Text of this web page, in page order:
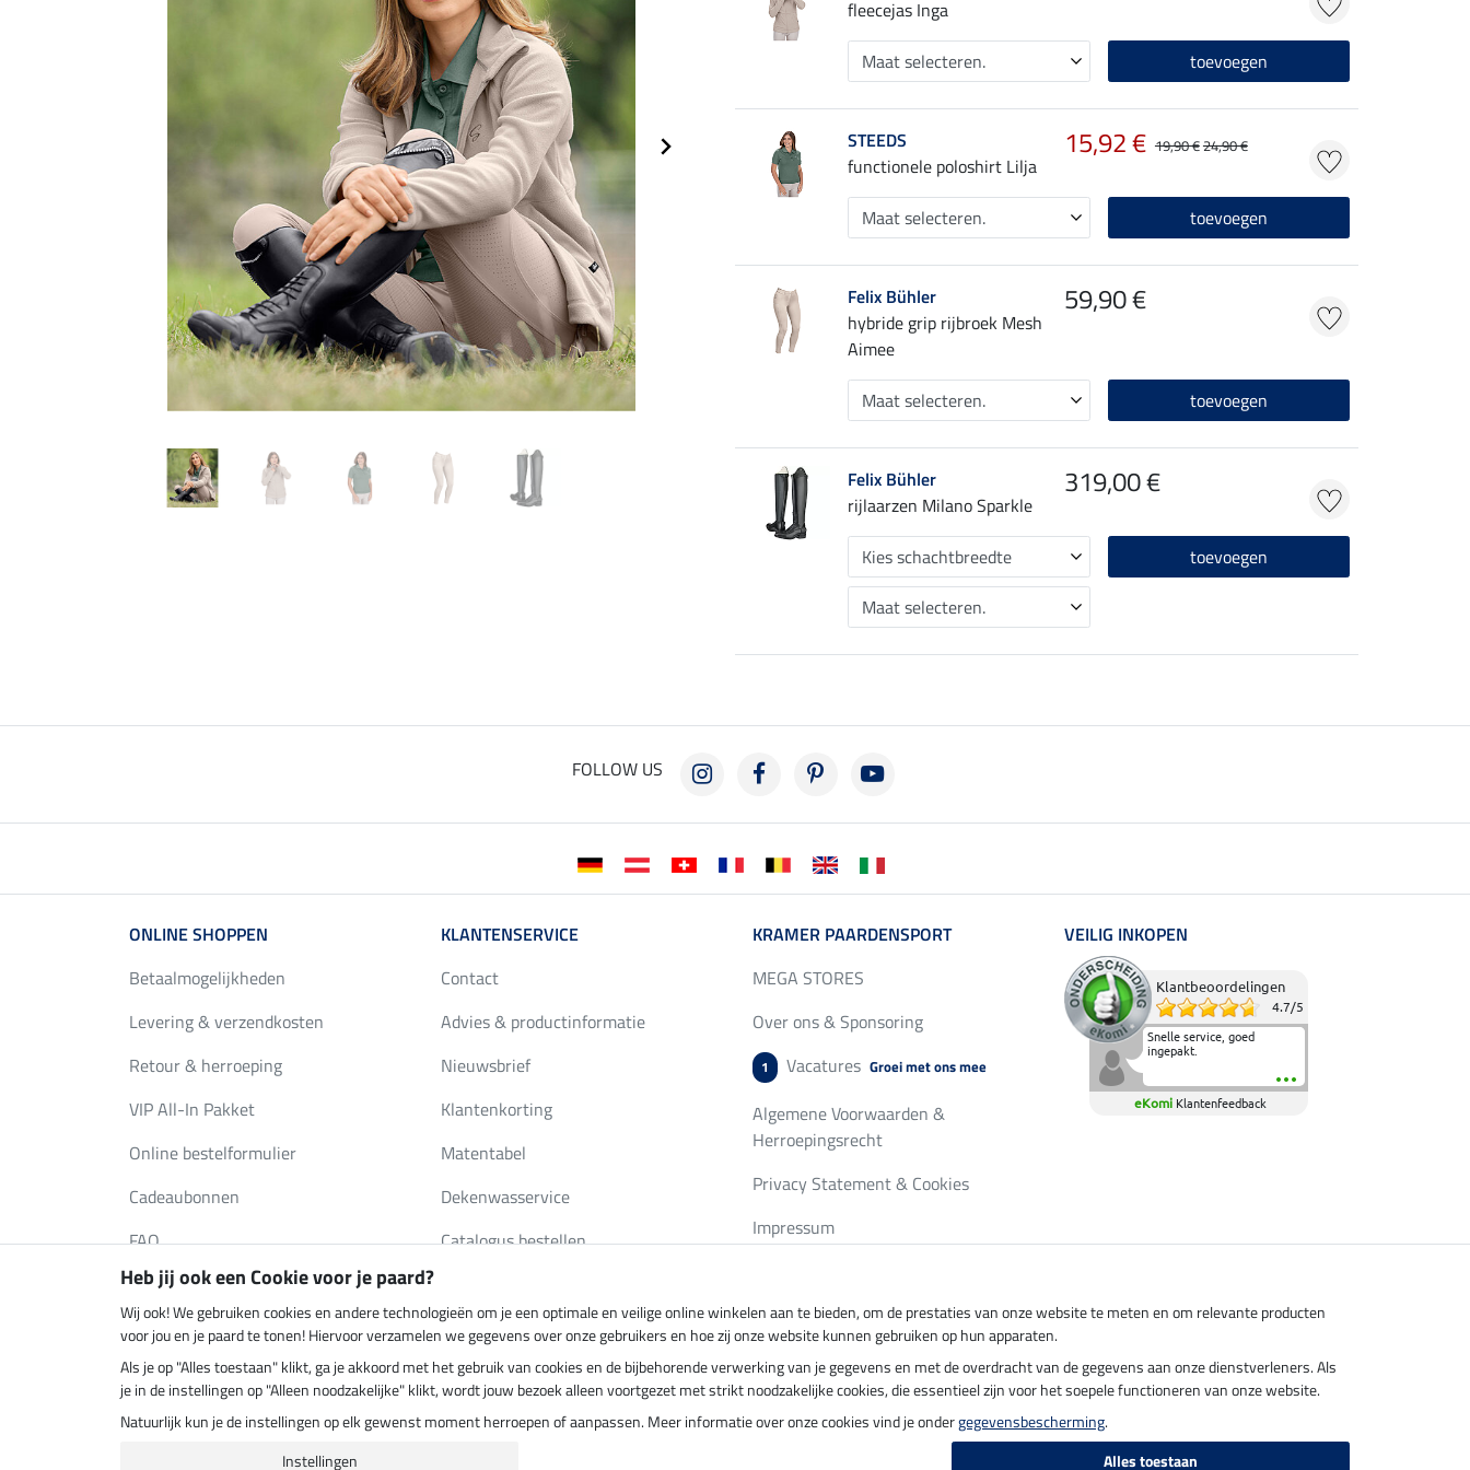
fleecejas Inga
toevoegen
STEEDS
functionele poloshirt Lilja
15,92 € 19,90 €24,90 €
toevoegen
Felix Bühler
hybride grip rijbroek Mesh
Aimee
59,90 €
toevoegen
Felix Bühler
rijlaarzen Milano Sparkle
319,00 €
toevoegen
FOLLOW US
ONLINE SHOPPEN
Betaalmogelijkheden
Levering & verzendkosten
Retour & herroeping
VIP All-In Pakket
Online bestelformulier
Cadeaubonnen
FAQ
KLANTENSERVICE
Contact
Advies & productinformatie
Nieuwsbrief
Klantenkorting
Matentabel
Dekenwasservice
Catalogus bestellen
KRAMER PAARDENSPORT
MEGA STORES
Over ons & Sponsoring
1 Vacatures Groei met ons mee
Algemene Voorwaarden &
Herroepingsrecht
Privacy Statement & Cookies
Impressum
VEILIG INKOPEN
Klantbeoordelingen
4.7/5
Snelle service, goed
ingepakt.
eKomi Klantenfeedback
Klimaatneutrale shop Verzending per Veilig betalen met
Heb jij ook een Cookie voor je paard?
Wij ook! We gebruiken cookies en andere technologieën om je een optimale en veilige online winkelen aan te bieden, om de prestaties van onze website te meten en om relevante producten
voor jou en je paard te tonen! Hiervoor verzamelen we gegevens over onze gebruikers en hoe zij onze website kunnen gebruiken op hun apparaten.
Als je op "Alles toestaan" klikt, ga je akkoord met het gebruik van cookies en de bijbehorende verwerking van je gegevens en met de overdracht van de gegevens aan onze dienstverleners. Als
je in de instellingen op "Alleen noodzakelijke" klikt, wordt jouw bezoek alleen voortgezet met strikt noodzakelijke cookies, die essentieel zijn voor het soepele functioneren van onze website.
Natuurlijk kun je de instellingen op elk gewenst moment herroepen of aanpassen. Meer informatie over onze cookies vind je ondergegevensbescherming.
Instellingen
Alles toestaan